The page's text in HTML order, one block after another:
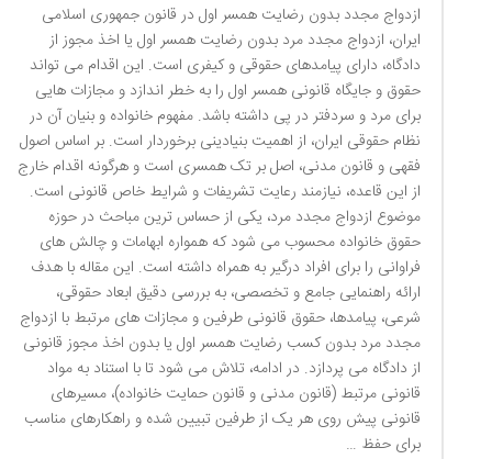
ازدواج مجدد بدون رضایت همسر اول در قانون جمهوری اسلامی
ایران، ازدواج مجدد مرد بدون رضایت همسر اول یا اخذ مجوز از
دادگاه، دارای پیامدهای حقوقی و کیفری است. این اقدام می تواند
حقوق و جایگاه قانونی همسر اول را به خطر اندازد و مجازات هایی
برای مرد و سردفتر در پی داشته باشد. مفهوم خانواده و بنیان آن در
نظام حقوقی ایران، از اهمیت بنیادینی برخوردار است. بر اساس اصول
فقهی و قانون مدنی، اصل بر تک همسری است و هرگونه اقدام خارج
از این قاعده، نیازمند رعایت تشریفات و شرایط خاص قانونی است.
موضوع ازدواج مجدد مرد، یکی از حساس ترین مباحث در حوزه
حقوق خانواده محسوب می شود که همواره ابهامات و چالش های
فراوانی را برای افراد درگیر به همراه داشته است. این مقاله با هدف
ارائه راهنمایی جامع و تخصصی، به بررسی دقیق ابعاد حقوقی،
شرعی، پیامدها، حقوق قانونی طرفین و مجازات های مرتبط با ازدواج
مجدد مرد بدون کسب رضایت همسر اول یا بدون اخذ مجوز قانونی
از دادگاه می پردازد. در ادامه، تلاش می شود تا با استناد به مواد
قانونی مرتبط (قانون مدنی و قانون حمایت خانواده)، مسیرهای
قانونی پیش روی هر یک از طرفین تبیین شده و راهکارهای مناسب
برای حفظ …